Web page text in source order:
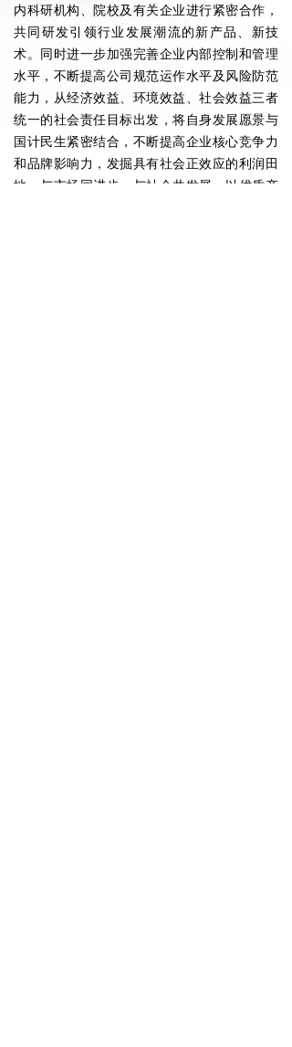
内科研机构、院校及有关企业进行紧密合作，
共同研发引领行业发展潮流的新产品、新技
术。同时进一步加强完善企业内部控制和管理
水平，不断提高公司规范运作水平及风险防范
能力，从经济效益、环境效益、社会效益三者
统一的社会责任目标出发，将自身发展愿景与
国计民生紧密结合，不断提高企业核心竞争力
和品牌影响力，发掘具有社会正效应的利润田
地，与市场同进步，与社会共发展，以优质产